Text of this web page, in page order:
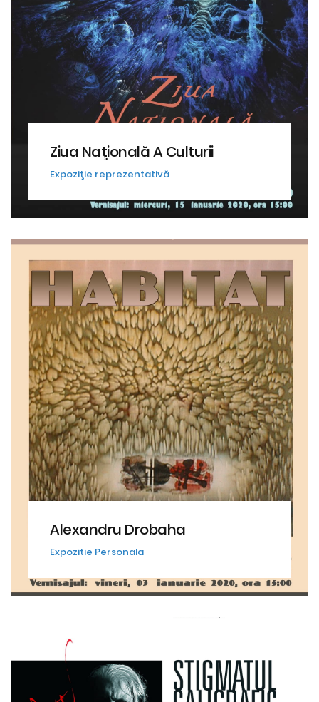
Ziua Naţională A Culturii
Expoziţie reprezentativă
Alexandru Drobaha
Expozitie Personala